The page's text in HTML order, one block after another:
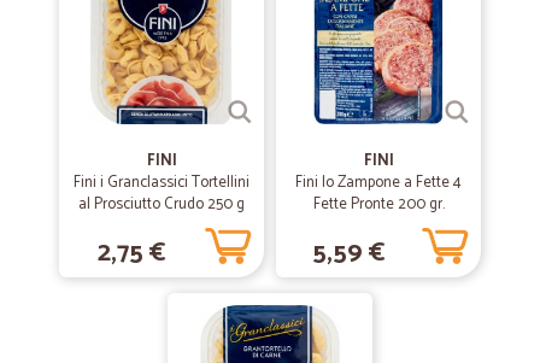
03/05/2020
—Mara C.
Vasta scelta
Vasta scelta, prezzi leggermente sopra la media, ma la comodità di
impagabile. Ottimi gli imballaggi. Buona la carne fresca! Consigliato,
soprattutto in questo periodo di quarantena.
22/05/2019
Marco B.
Ampia scelta di articoli e consegna…
Ampia scelta di articoli e consegna rapida e puntuale
FINI
Fini i Granclassici Tortellini
al Prosciutto Crudo 250 g
2,75 €
FINI
Fini lo Zampone a Fette 4
Fette Pronte 200 gr.
5,59 €